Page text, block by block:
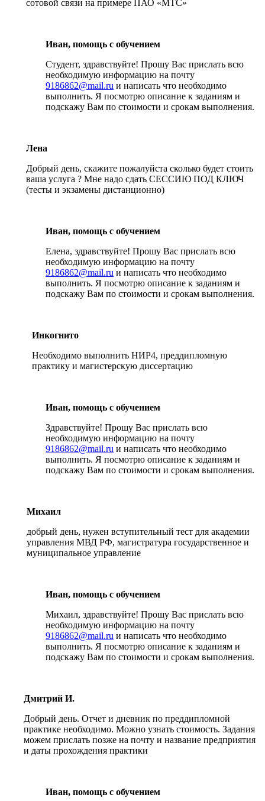
сотовой связи на примере ПАО «МТС»
Иван, помощь с обучением
Студент, здравствуйте! Прошу Вас прислать всю
необходимую информацию на почту
9186862@mail.ru и написать что необходимо
выполнить. Я посмотрю описание к заданиям и
подскажу Вам по стоимости и срокам выполнения.
Лена
Добрый день, скажите пожалуйста сколько будет стоить
ваша услуга ? Мне надо сдать СЕССИЮ ПОД КЛЮЧ
(тесты и экзамены дистанционно)
Иван, помощь с обучением
Елена, здравствуйте! Прошу Вас прислать всю
необходимую информацию на почту
9186862@mail.ru и написать что необходимо
выполнить. Я посмотрю описание к заданиям и
подскажу Вам по стоимости и срокам выполнения.
Инкогнито
Необходимо выполнить НИР4, преддипломную
практику и магистерскую диссертацию
Иван, помощь с обучением
Здравствуйте! Прошу Вас прислать всю
необходимую информацию на почту
9186862@mail.ru и написать что необходимо
выполнить. Я посмотрю описание к заданиям и
подскажу Вам по стоимости и срокам выполнения.
Михаил
добрый день, нужен вступительный тест для академии
управления МВД РФ, магистратура государственное и
муниципальное управление
Иван, помощь с обучением
Михаил, здравствуйте! Прошу Вас прислать всю
необходимую информацию на почту
9186862@mail.ru и написать что необходимо
выполнить. Я посмотрю описание к заданиям и
подскажу Вам по стоимости и срокам выполнения.
Дмитрий И.
Добрый день. Отчет и дневник по преддипломной
практике необходимо. Можно узнать стоимость. Задания
можем прислать позже на почту и название предприятия
и даты прохождения практики
Иван, помощь с обучением